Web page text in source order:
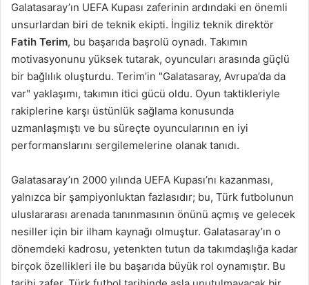
Galatasaray’ın UEFA Kupası zaferinin ardındaki en önemli
unsurlardan biri de teknik ekipti. İngiliz teknik direktör
Fatih Terim, bu başarıda başrolü oynadı. Takımın
motivasyonunu yüksek tutarak, oyuncuları arasında güçlü
bir bağlılık oluşturdu. Terim’in "Galatasaray, Avrupa’da da
var" yaklaşımı, takımın itici gücü oldu. Oyun taktikleriyle
rakiplerine karşı üstünlük sağlama konusunda
uzmanlaşmıştı ve bu süreçte oyuncularının en iyi
performanslarını sergilemelerine olanak tanıdı.
Galatasaray’ın 2000 yılında UEFA Kupası’nı kazanması,
yalnızca bir şampiyonluktan fazlasıdır; bu, Türk futbolunun
uluslararası arenada tanınmasının önünü açmış ve gelecek
nesiller için bir ilham kaynağı olmuştur. Galatasaray’ın o
dönemdeki kadrosu, yetenkten tutun da takımdaşlığa kadar
birçok özellikleri ile bu başarıda büyük rol oynamıştır. Bu